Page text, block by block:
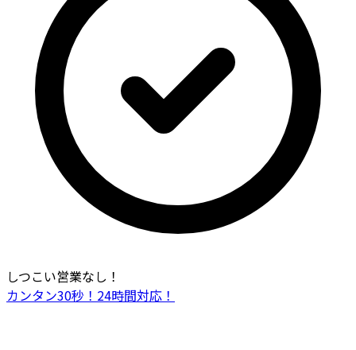
しつこい営業なし！
カンタン30秒！24時間対応！